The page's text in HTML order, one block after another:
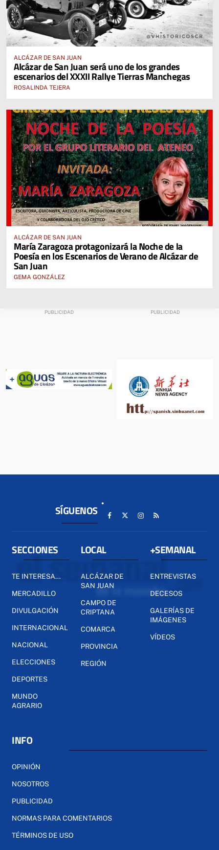
ALCÁZAR DE SAN JUAN
Alcázar de San Juan será uno de los grandes
escenarios del XXXII Rallye Tierras Manchegas
ROSALINDA TEJERA
ALCÁZAR DE SAN JUAN
María Zaragoza protagonizará la Noche de la
Poesía en los Escenarios de Verano de Alcázar de
San Juan
GEMA GONZÁLEZ
SÍGUENOS
SECCIONES
TE INTERESA...
MERCADILLO
DIVULGACIÓN
INTERNACIONAL
NACIONAL
ELECCIONES
DEPORTES
MUNDO
AGRARIO
LOCAL
ALCÁZAR DE
SAN JUAN
CAMPO DE
CRIPTANA
COMARCA
PROVINCIA
REGIÓN
+SEMANAL
ENTREVISTAS
DECESOS
GALERÍAS DE
IMÁGENES
VÍDEOS
INFO
OPINIÓN
NOSOTROS
PUBLICIDAD
NORMAS PARA COMENTARIOS
TÉRMINOS DE USO